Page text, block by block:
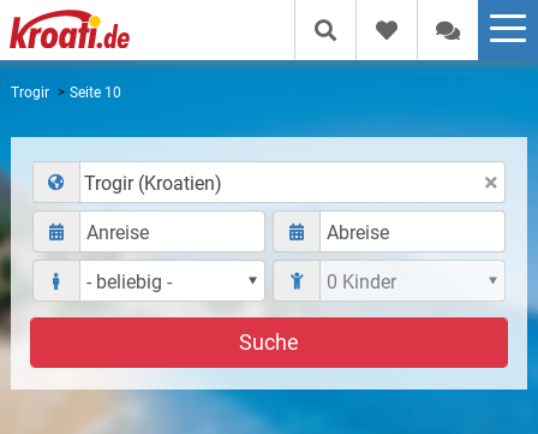
Trogir Seite 10
Trogir (Kroatien)
Suche